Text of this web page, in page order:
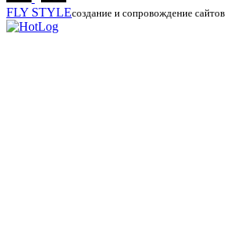
FLY STYLEсоздание и сопровождение сайтов